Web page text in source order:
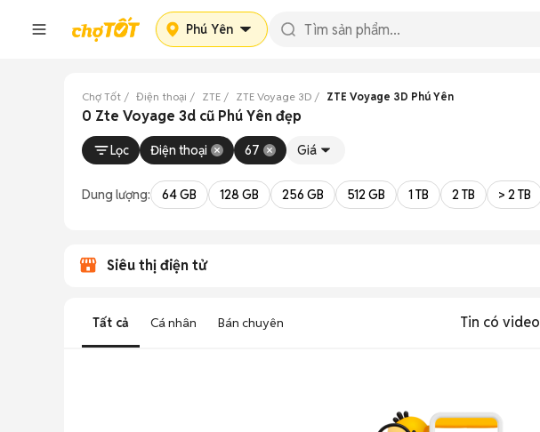
Phú Yên
Chợ Tốt Điện thoại ZTE ZTE Voyage 3D ZTE Voyage 3D Phú Yên
0 Zte Voyage 3d cũ Phú Yên đẹp
Lọc Điện thoại 67 Giá
Dung lượng: 64 GB 128 GB 256 GB 512 GB 1 TB 2 TB > 2 TB
Siêu thị điện tử
Tất cả Cá nhân Bán chuyên Tin có video